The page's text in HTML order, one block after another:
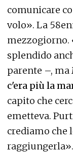
comunicare
volo». La
mezzogiorno.
splendido
parente –, ma
c'era più la
capito che
emetteva.
crediamo che
raggiungerla».